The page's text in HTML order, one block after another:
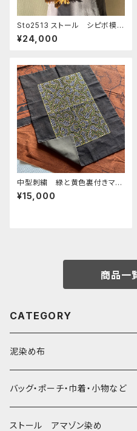
Sto2513 ストール シピボ模様
茶と裏が泥染め黒とオレンジ系
茶 超ロング250cm
¥24,000
中型刺繍 緑と黄色裏付きマッ
ト 額装、タペストリー シピボ
族の手刺繍特注サイズ
¥15,000
商品一
CATEGORY
泥染め布
大判布150-特大250cm ベッド
〜155cm
中型布 30-90cm
バッグ・ポーチ・巾着・小物など
バッグ
ストール アマゾン染め